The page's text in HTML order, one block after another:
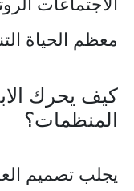
الاجتماعات
معظم الحياة
كيف يحرك
المنظمات؟
يجلب تصميم